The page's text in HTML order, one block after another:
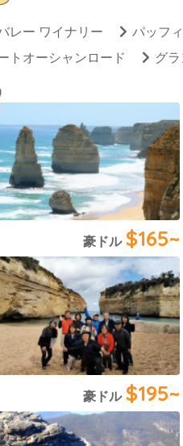
レー ワイナリー パッフ
トオーシャンロード
グ
豪ドル $165~
豪ドル $195~